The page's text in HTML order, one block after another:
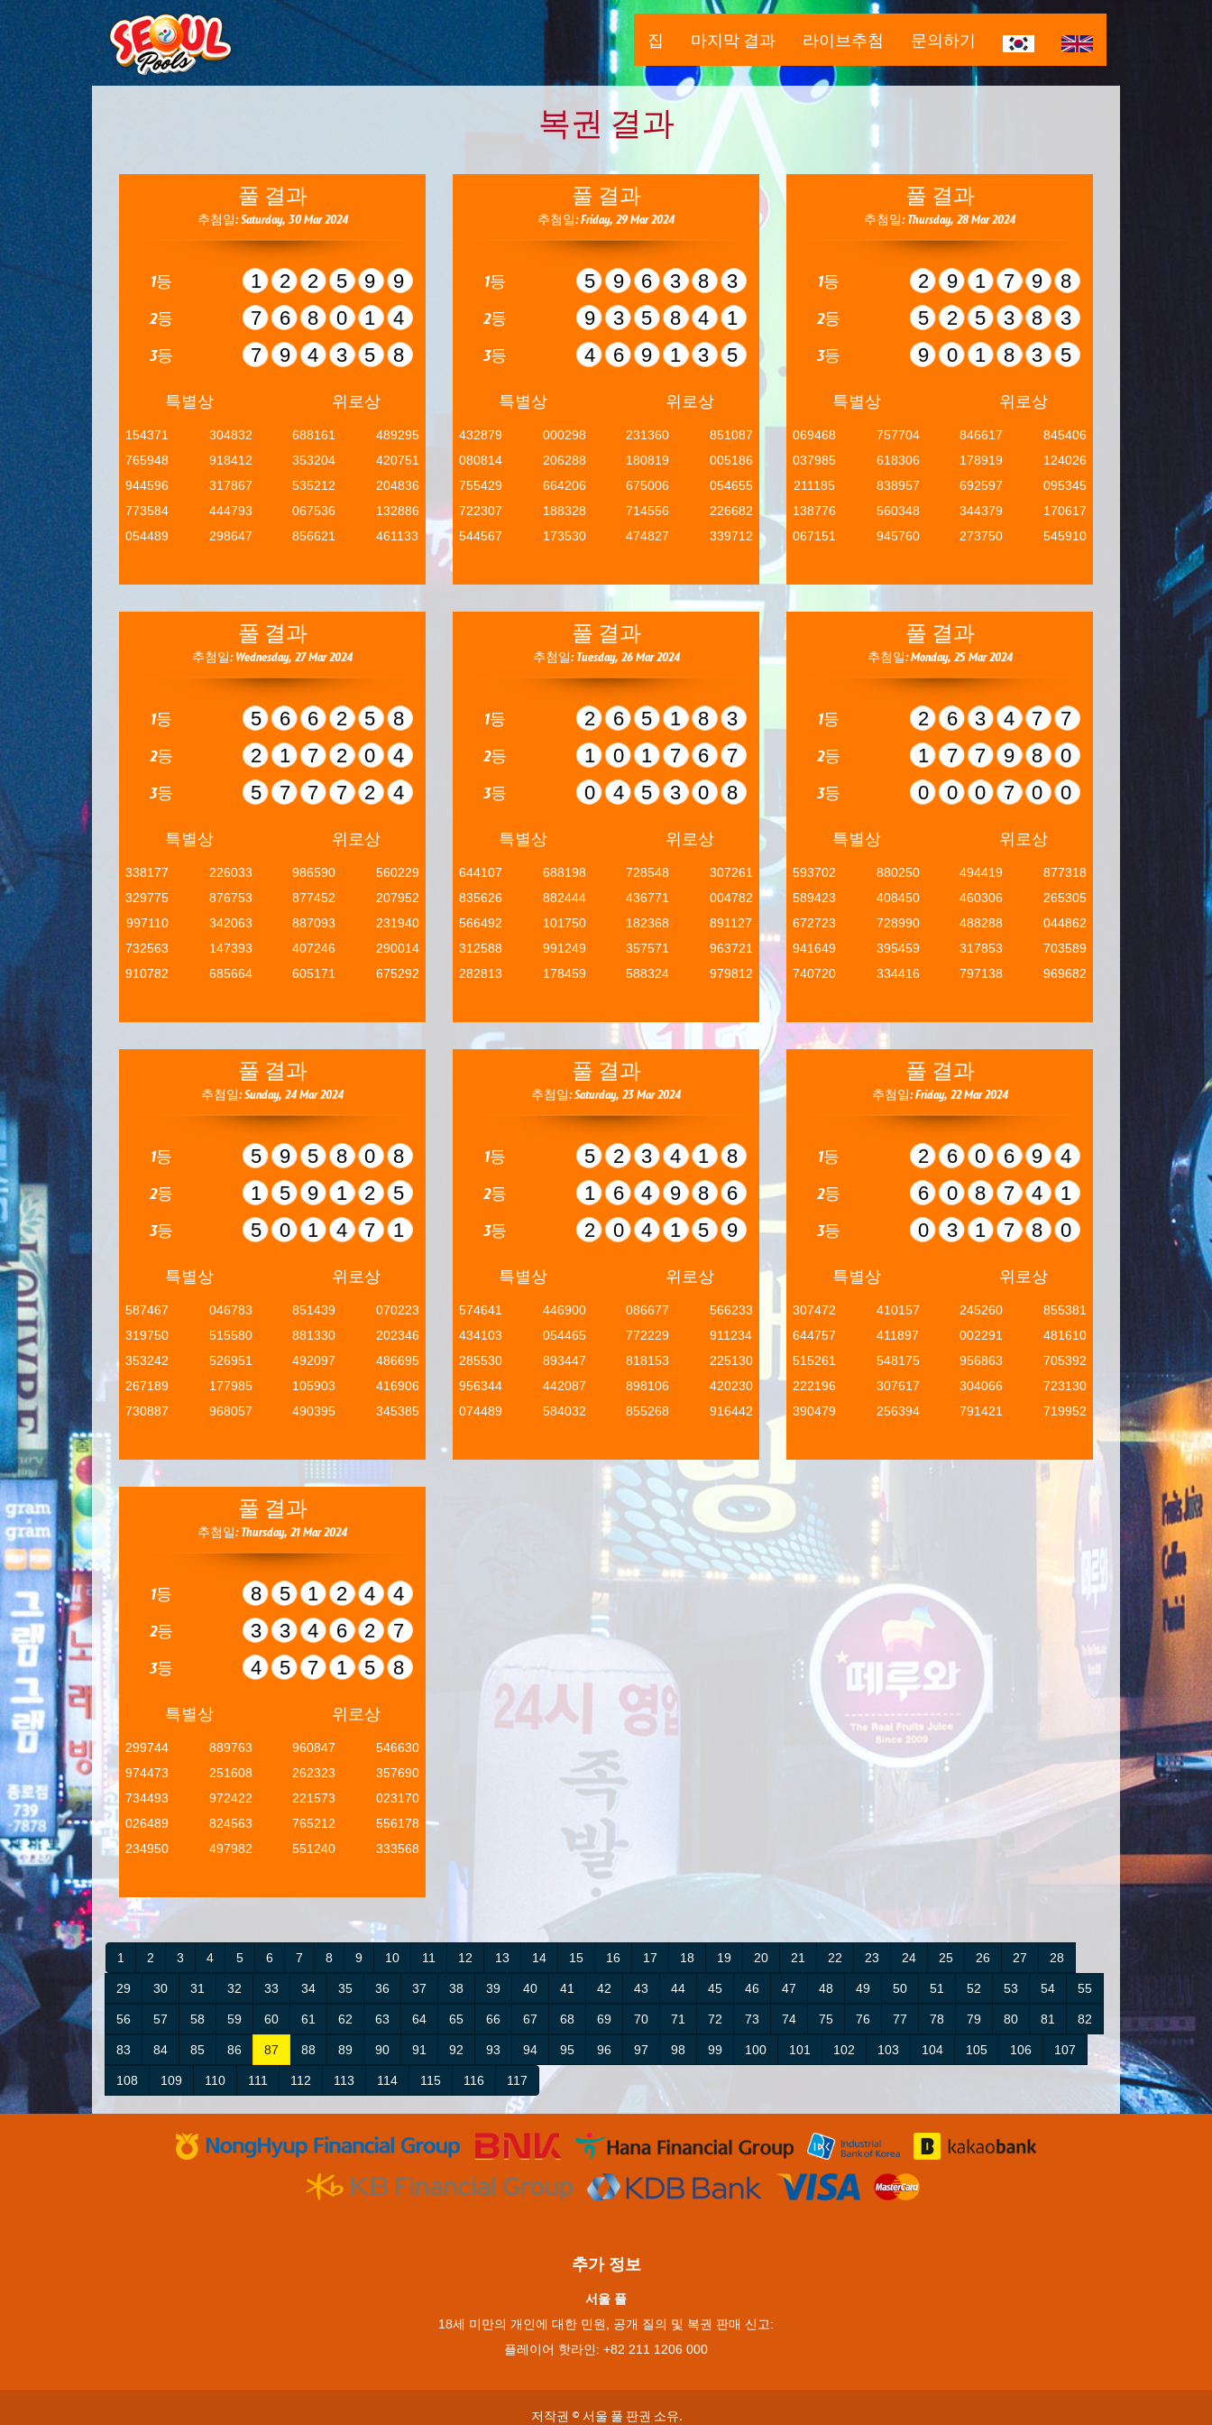
집 마지막 결과 라이브추첨 문의하기
복권 결과
풀 결과
추첨일: Saturday, 30 Mar 2024
1등 122599
2등 768014
3등 794358
특별상
154371
765948
944596
773584
054489
304832
918412
317867
444793
298647
위로상
688161
353204
535212
067536
856621
489295
420751
204836
132886
461133
풀 결과
추첨일: Friday, 29 Mar 2024
1등 596383
2등 935841
3등 469135
특별상
432879
080814
755429
722307
544567
000298
206288
664206
188328
173530
위로상
231360
180819
675006
714556
474827
851087
005186
054655
226682
339712
풀 결과
추첨일: Thursday, 28 Mar 2024
1등 291798
2등 525383
3등 901835
특별상
069468
037985
211185
138776
067151
757704
618306
838957
560348
945760
위로상
846617
178919
692597
344379
273750
845406
124026
095345
170617
545910
풀 결과
추첨일: Wednesday, 27 Mar 2024
1등 566258
2등 217204
3등 577724
특별상
338177
329775
997110
732563
910782
226033
876753
342063
147393
685664
위로상
986590
877452
887093
407246
605171
560229
207952
231940
290014
675292
풀 결과
추첨일: Tuesday, 26 Mar 2024
1등 265183
2등 101767
3등 045308
특별상
644107
835626
566492
312588
282813
688198
882444
101750
991249
178459
위로상
728548
436771
182368
357571
588324
307261
004782
891127
963721
979812
풀 결과
추첨일: Monday, 25 Mar 2024
1등 263477
2등 177980
3등 000700
특별상
593702
589423
672723
941649
740720
880250
408450
728990
395459
334416
위로상
494419
460306
488288
317853
797138
877318
265305
044862
703589
969682
풀 결과
추첨일: Sunday, 24 Mar 2024
1등 595808
2등 159125
3등 501471
특별상
587467
319750
353242
267189
730887
046783
515580
526951
177985
968057
위로상
851439
881330
492097
105903
490395
070223
202346
486695
416906
345385
풀 결과
추첨일: Saturday, 23 Mar 2024
1등 523418
2등 164986
3등 204159
특별상
574641
434103
285530
956344
074489
446900
054465
893447
442087
584032
위로상
086677
772229
818153
898106
855268
566233
911234
225130
420230
916442
풀 결과
추첨일: Friday, 22 Mar 2024
1등 260694
2등 608741
3등 031780
특별상
307472
644757
515261
222196
390479
410157
411897
548175
307617
256394
위로상
245260
002291
956863
304066
791421
855381
481610
705392
723130
719952
풀 결과
추첨일: Thursday, 21 Mar 2024
1등 851244
2등 334627
3등 457158
특별상
299744
974473
734493
026489
234950
889763
251608
972422
824563
497982
위로상
960847
262323
221573
765212
551240
546630
357690
023170
556178
333568
1 2 3 4 5 6 7 8 9 10 11 12 13 14 15 16 17 18 19 20 21 22 23 24 25 26 27 28
29 30 31 32 33 34 35 36 37 38 39 40 41 42 43 44 45 46 47 48 49 50 51 52 53 54 55
56 57 58 59 60 61 62 63 64 65 66 67 68 69 70 71 72 73 74 75 76 77 78 79 80 81 82
83 84 85 86 87 88 89 90 91 92 93 94 95 96 97 98 99 100 101 102 103 104 105 106 107
108 109 110 111 112 113 114 115 116 117
추가 정보
서울 풀
18세 미만의 개인에 대한 민원, 공개 질의 및 복권 판매 신고:
플레이어 핫라인: +82 211 1206 000
저작권 © 서울 풀 판권 소유.